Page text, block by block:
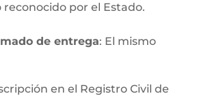
por el Estado.
de entrega: El mismo
en el Registro Civil de